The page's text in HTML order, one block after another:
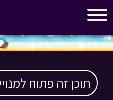
תוכן זה פתוח